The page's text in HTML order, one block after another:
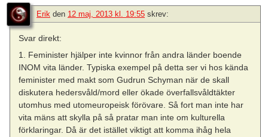
Erik den 12 maj, 2013 kl. 19:55 skrev:
Svar direkt:
1. Feminister hjälper inte kvinnor från andra länder boende
INOM vita länder. Typiska exempel på detta ser vi hos kända
feminister med makt som Gudrun Schyman när de skall
diskutera hedersvåld/mord eller ökade överfallsvåldtäkter
utomhus med utomeuropeisk förövare. Så fort man inte har
vita mäns att skylla på så pratar man inte om kulturella
förklaringar. Då är det istället viktigt att komma ihåg hela